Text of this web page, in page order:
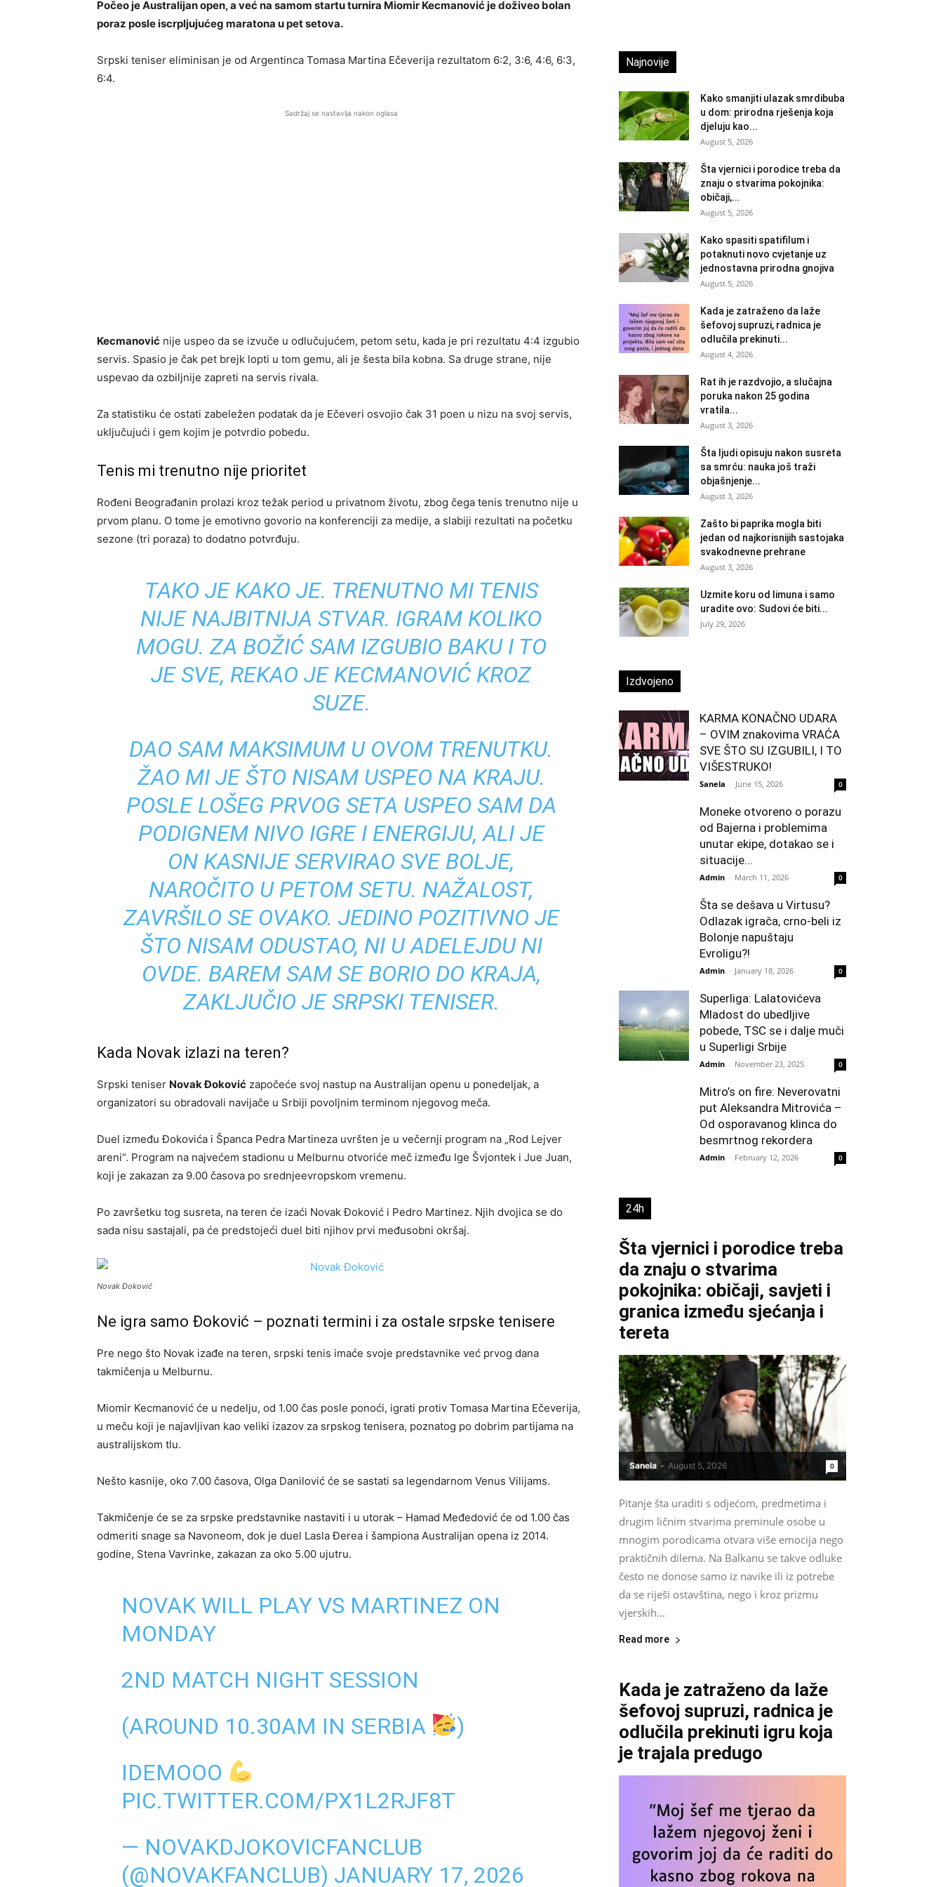
Počeo je Australijan open, a već na samom startu turnira Miomir Kecmanović je doživeo bolan
poraz posle iscrpljujućeg maratona u pet setova.
Srpski teniser eliminisan je od Argentinca Tomasa Martina Ečeverija rezultatom 6:2, 3:6, 4:6, 6:3,
6:4.
Sadržaj se nastavlja nakon oglasa
Kecmanović nije uspeo da se izvuče u odlučujućem, petom setu, kada je pri rezultatu 4:4 izgubio
servis. Spasio je čak pet brejk lopti u tom gemu, ali je šesta bila kobna. Sa druge strane, nije
uspevao da ozbiljnije zapreti na servis rivala.
Za statistiku će ostati zabeležen podatak da je Ečeveri osvojio čak 31 poen u nizu na svoj servis,
uključujući i gem kojim je potvrdio pobedu.
Tenis mi trenutno nije prioritet
Rođeni Beograđanin prolazi kroz težak period u privatnom životu, zbog čega tenis trenutno nije u
prvom planu. O tome je emotivno govorio na konferenciji za medije, a slabiji rezultati na početku
sezone (tri poraza) to dodatno potvrđuju.
TAKO JE KAKO JE. TRENUTNO MI TENIS
NIJE NAJBITNIJA STVAR. IGRAM KOLIKO
MOGU. ZA BOŽIĆ SAM IZGUBIO BAKU I TO
JE SVE, REKAO JE KECMANOVIĆ KROZ
SUZE.
DAO SAM MAKSIMUM U OVOM TRENUTKU.
ŽAO MI JE ŠTO NISAM USPEO NA KRAJU.
POSLE LOŠEG PRVOG SETA USPEO SAM DA
PODIGNEM NIVO IGRE I ENERGIJU, ALI JE
ON KASNIJE SERVIRAO SVE BOLJE,
NAROČITO U PETOM SETU. NAŽALOST,
ZAVRŠILO SE OVAKO. JEDINO POZITIVNO JE
ŠTO NISAM ODUSTAO, NI U ADELEJDU NI
OVDE. BAREM SAM SE BORIO DO KRAJA,
ZAKLJUČIO JE SRPSKI TENISER.
Kada Novak izlazi na teren?
Srpski teniser Novak Đoković započeće svoj nastup na Australijan openu u ponedeljak, a
organizatori su obradovali navijače u Srbiji povoljnim terminom njegovog meča.
Duel između Đokovića i Španca Pedra Martineza uvršten je u večernji program na „Rod Lejver
areni“. Program na najvećem stadionu u Melburnu otvoriće meč između Ige Švjontek i Jue Juan,
koji je zakazan za 9.00 časova po srednjeevropskom vremenu.
Po završetku tog susreta, na teren će izaći Novak Đoković i Pedro Martinez. Njih dvojica se do
sada nisu sastajali, pa će predstojeći duel biti njihov prvi međusobni okršaj.
Novak Đoković
Ne igra samo Đoković – poznati termini i za ostale srpske tenisere
Pre nego što Novak izađe na teren, srpski tenis imaće svoje predstavnike već prvog dana
takmičenja u Melburnu.
Miomir Kecmanović će u nedelju, od 1.00 čas posle ponoći, igrati protiv Tomasa Martina Ečeverija,
u meču koji je najavljivan kao veliki izazov za srpskog tenisera, poznatog po dobrim partijama na
australijskom tlu.
Nešto kasnije, oko 7.00 časova, Olga Danilović će se sastati sa legendarnom Venus Vilijams.
Takmičenje će se za srpske predstavnike nastaviti i u utorak – Hamad Međedović će od 1.00 čas
odmeriti snage sa Navoneom, dok je duel Lasla Đerea i šampiona Australijan opena iz 2014.
godine, Stena Vavrinke, zakazan za oko 5.00 ujutru.
NOVAK WILL PLAY VS MARTINEZ ON
MONDAY
2ND MATCH NIGHT SESSION
(AROUND 10.30AM IN SERBIA
)
IDEMOOO
PIC.TWITTER.COM/PX1L2RJF8T
— NOVAKDJOKOVICFANCLUB
(@NOVAKFANCLUB) JANUARY 17, 2026
Najnovije
Kako smanjiti ulazak smrdibuba
u dom: prirodna rješenja koja
djeluju kao...
August 5, 2026
Šta vjernici i porodice treba da
znaju o stvarima pokojnika:
običaji,...
August 5, 2026
Kako spasiti spatifilum i
potaknuti novo cvjetanje uz
jednostavna prirodna gnojiva
August 5, 2026
Kada je zatraženo da laže
šefovoj supruzi, radnica je
odlučila prekinuti...
August 4, 2026
Rat ih je razdvojio, a slučajna
poruka nakon 25 godina
vratila...
August 3, 2026
Šta ljudi opisuju nakon susreta
sa smrću: nauka još traži
objašnjenje...
August 3, 2026
Zašto bi paprika mogla biti
jedan od najkorisnijih sastojaka
svakodnevne prehrane
August 3, 2026
Uzmite koru od limuna i samo
uradite ovo: Sudovi će biti...
July 29, 2026
Izdvojeno
KARMA KONAČNO UDARA
– OVIM znakovima VRAĆA
SVE ŠTO SU IZGUBILI, I TO
VIŠESTRUKO!
Sanela - June 15, 2026 0
Moneke otvoreno o porazu
od Bajerna i problemima
unutar ekipe, dotakao se i
situacije...
Admin - March 11, 2026 0
Šta se dešava u Virtusu?
Odlazak igrača, crno-beli iz
Bolonje napuštaju
Evroligu?!
Admin - January 18, 2026 0
Superliga: Lalatovićeva
Mladost do ubedljive
pobede, TSC se i dalje muči
u Superligi Srbije
Admin - November 23, 2025 0
Mitro’s on fire: Neverovatni
put Aleksandra Mitrovića –
Od osporavanog klinca do
besmrtnog rekordera
Admin - February 12, 2026 0
24h
Šta vjernici i porodice treba
da znaju o stvarima
pokojnika: običaji, savjeti i
granica između sjećanja i
tereta
Sanela - August 5, 2026 0
Pitanje šta uraditi s odjećom, predmetima i
drugim ličnim stvarima preminule osobe u
mnogim porodicama otvara više emocija nego
praktičnih dilema. Na Balkanu se takve odluke
često ne donose samo iz navike ili iz potrebe
da se riješi ostavština, nego i kroz prizmu
vjerskih...
Read more
Kada je zatraženo da laže
šefovoj supruzi, radnica je
odlučila prekinuti igru koja
je trajala predugo